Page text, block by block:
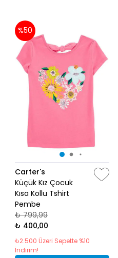
%50
Carter's
Küçük Kız Çocuk
Kısa Kollu Tshirt
Pembe
₺ 799,99
₺ 400,00
₺2.500 Üzeri Sepette %10
İndirim!